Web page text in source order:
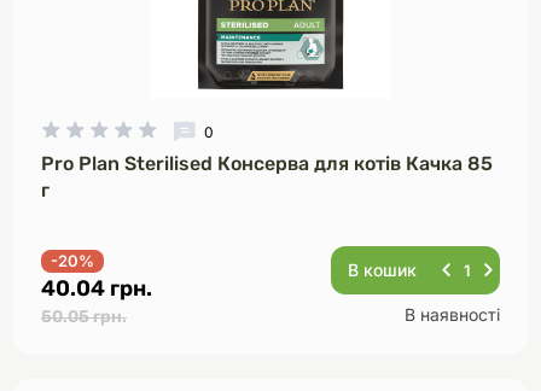
0
Pro Plan Sterilised Консерва для котів Качка 85
г
-20%
40.04 грн.
50.05 грн.
В кошик
В наявності